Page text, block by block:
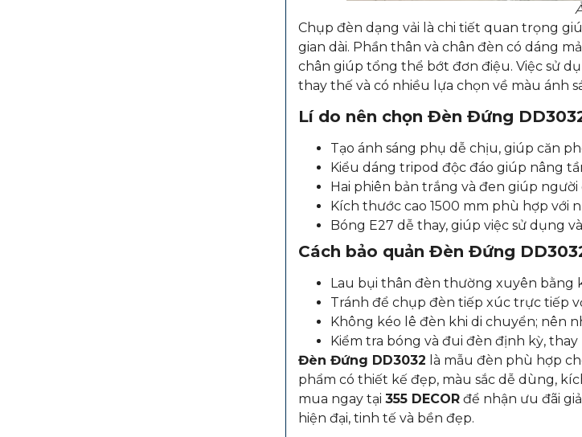
Chụp đèn dạng vải là chi tiết quan trọng
gian dài. Phần thân và chân đèn có dáng
chân giúp tổng thể bớt đơn điệu. Việc sử
thay thế và có nhiều lựa chọn về màu ánh
Lí do nên chọn Đèn Đứng
Tạo ánh sáng phụ dễ chịu, giúp căn
Kiểu dáng tripod độc đáo giúp nâng
Hai phiên bản trắng và đen giúp
Kích thước cao 1500 mm phù hợp với
Bóng E27 dễ thay, giúp việc sử dụng
Cách bảo quản Đèn Đứng
Lau bụi thân đèn thường xuyên bằng
Tránh để chụp đèn tiếp xúc trực tiếp
Không kéo lê đèn khi di chuyển; nên
Kiểm tra bóng và đui đèn định kỳ,
Đèn Đứng DD3032 là mẫu đèn phù hợp
phẩm có thiết kế đẹp, màu sắc dễ dùng,
mua ngay tại 355 DECORđể nhận ưu đãi
hiện đại, tinh tế và bền đẹp.